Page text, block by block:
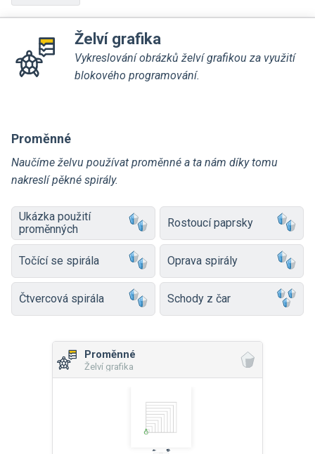
Želví grafika
Vykreslování obrázků želví grafikou za využití
blokového programování.
Proměnné
Naučíme želvu používat proměnné a ta nám díky tomu
nakreslí pěkné spirály.
Ukázka použití
proměnných
Rostoucí paprsky
Točící se spirála Oprava spirály
Čtvercová spirála Schody z čar
Proměnné
Želví grafika